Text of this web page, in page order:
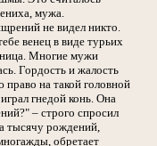
мужа.
не видел никто.
венец в виде турьих
Многие мужи
Гордость и жалость
на такой головной
гнедой конь. Она
– строго спросил
тысячу рождений,
обретает